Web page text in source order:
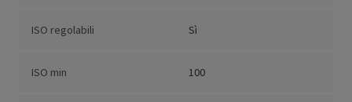
ISO regolabili Sì
ISO min 100